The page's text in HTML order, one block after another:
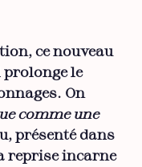
ce nouveau
prolonge le
On
comme une
présenté dans
reprise incarne